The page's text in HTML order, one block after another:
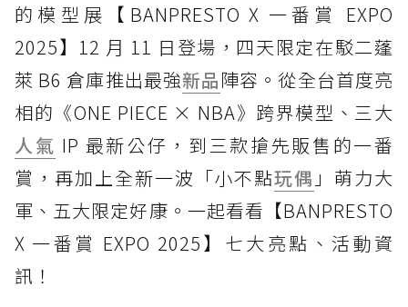
的模型展【BANPRESTO X 一番賞 EXPO
2025】12 月 11 日登場，四天限定在駁二蓬
萊 B6 倉庫推出最強新品陣容。從全台首度亮
相的《ONE PIECE × NBA》跨界模型、三大
人氣 IP 最新公仔，到三款搶先販售的一番
賞，再加上全新一波「小不點玩偶 」萌力大
軍、五大限定好康。一起看看【BANPRESTO
X 一番賞 EXPO 2025】七大亮點、活動資
訊！